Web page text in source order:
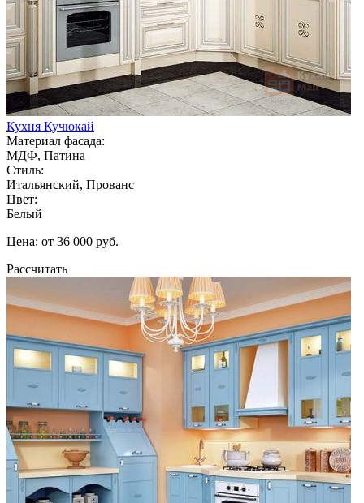
Кухня Кучюкай
Материал фасада:
МДФ, Патина
Стиль:
Итальянский, Прованс
Цвет:
Белый
Цена: от 36 000 руб.
Рассчитать